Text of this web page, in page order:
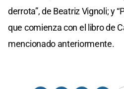
derrota”, de Beatriz Vignoli; y
que comienza con el libro de
mencionado anteriormente.